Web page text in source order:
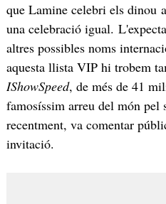
que Lamine celebri els dinou
una celebració igual.
altres possibles noms
aquesta llista VIP hi trobem
IShowSpeed, de més de 41
famosíssim arreu del món pel
recentment, va comentar
invitació.